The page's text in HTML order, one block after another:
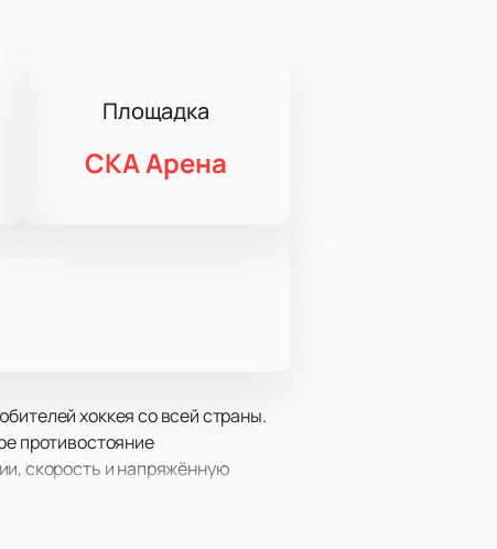
Площадка
СКА Арена
хоккея со всей страны.
противостояние
скорость и напряжённую